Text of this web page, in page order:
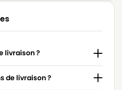
4200 (PASSION)
5000 (PASSION)
BASIC (Série)
livraison ?
de livraison ?